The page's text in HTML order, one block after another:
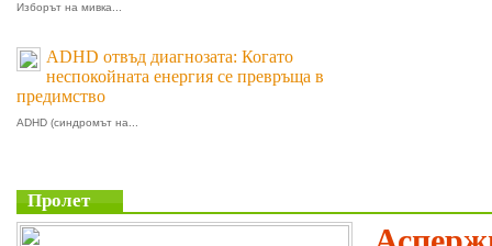
Изборът на мивка...
ADHD отвъд диагнозата: Когато
неспокойната енергия се превръща в
предимство
ADHD (синдромът на...
Пролет